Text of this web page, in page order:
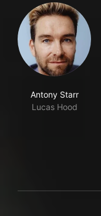
Antony Starr
Lucas Hood